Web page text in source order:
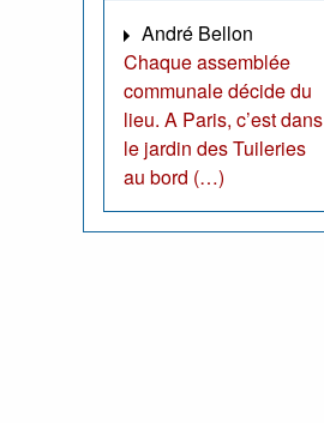
André Bellon
Chaque assemblée
communale décide du
lieu. A Paris, c’est dans
le jardin des Tuileries
au bord (…)